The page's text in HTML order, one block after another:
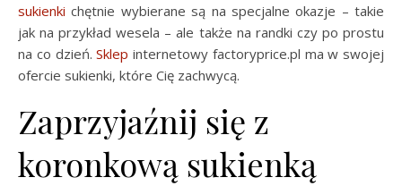
sukienki chętnie wybierane są na specjalne okazje – takie
jak na przykład wesela – ale także na randki czy po prostu
na co dzień.Sklep internetowy factoryprice.pl ma w swojej
ofercie sukienki, które Cię zachwycą.
Zaprzyjaźnij się z
koronkową sukienką